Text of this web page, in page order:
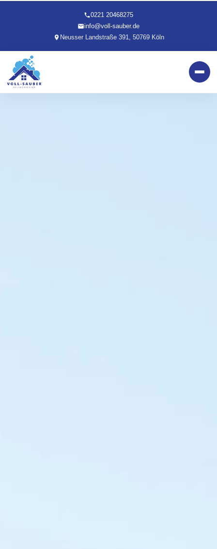
0221 20468275
info@voll-sauber.de
Neusser Landstraße 391, 50769 Köln